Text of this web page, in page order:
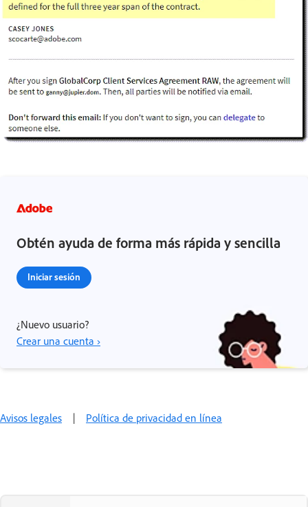
Obtén ayuda de forma más rápida y sencilla
Iniciar sesión
¿Nuevo usuario?
Crear una cuenta ›
Avisos legales | Política de privacidad en línea